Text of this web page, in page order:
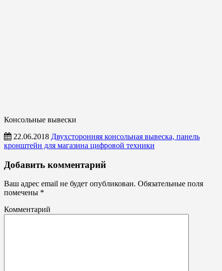
Консольные вывески
22.06.2018 Двухсторонняя консольная вывеска, панель
кронштейн для магазина цифровой техники
Консольные
вывески
Добавить комментарий
Ваш адрес email не будет опубликован. Обязательные поля
помечены *
Комментарий